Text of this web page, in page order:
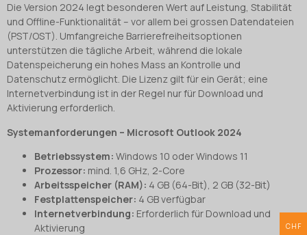
Die Version 2024 legt besonderen Wert auf Leistung, Stabilität
und Offline-Funktionalität – vor allem bei grossen Datendateien
(PST/OST). Umfangreiche Barrierefreiheitsoptionen
unterstützen die tägliche Arbeit, während die lokale
Datenspeicherung ein hohes Mass an Kontrolle und
Datenschutz ermöglicht. Die Lizenz gilt für ein Gerät; eine
Internetverbindung ist in der Regel nur für Download und
Aktivierung erforderlich.
Systemanforderungen – Microsoft Outlook 2024
Betriebssystem: Windows 10 oder Windows 11
Prozessor: mind. 1,6 GHz, 2-Core
Arbeitsspeicher (RAM): 4 GB (64-Bit), 2 GB (32-Bit)
Festplattenspeicher: 4 GB verfügbar
Internetverbindung: Erforderlich für Download und
Aktivierung
CHF